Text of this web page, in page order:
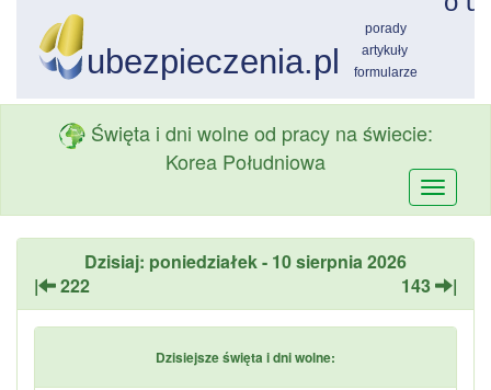
Święta i dni wolne od pracy na świecie:
Korea Południowa
Dzisiaj: poniedziałek - 10 sierpnia 2026
|
222 143 |
Dzisiejsze święta i dni wolne: